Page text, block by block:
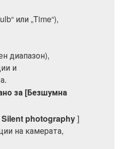
или „Time“),
диапазон),
и
за [Безшумна
Silent photography]
на камерата,